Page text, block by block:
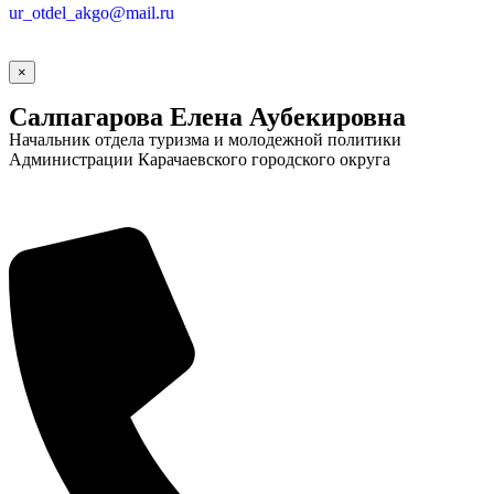
ur_otdel_akgo@mail.ru
×
Салпагарова Елена Аубекировна
Начальник отдела туризма и молодежной политики
Администрации Карачаевского городского округа